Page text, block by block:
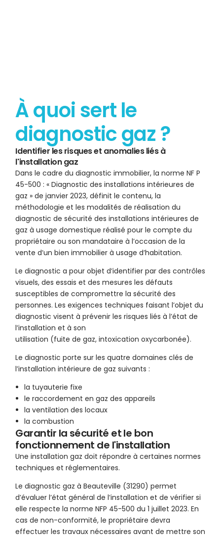
À quoi sert le
diagnostic gaz ?
Identifier les risques et anomalies liés à
l'installation gaz
Dans le cadre du diagnostic immobilier, la norme NF P
45-500 : « Diagnostic des installations intérieures de
gaz » de janvier 2023, définit le contenu, la
méthodologie et les modalités de réalisation du
diagnostic de sécurité des installations intérieures de
gaz à usage domestique réalisé pour le compte du
propriétaire ou son mandataire à l’occasion de la
vente d’un bien immobilier à usage d’habitation.
Le diagnostic a pour objet d’identifier par des contrôles
visuels, des essais et des mesures les défauts
susceptibles de compromettre la sécurité des
personnes. Les exigences techniques faisant l’objet du
diagnostic visent à prévenir les risques liés à l’état de
l’installation et à son
utilisation (fuite de gaz, intoxication oxycarbonée).
Le diagnostic porte sur les quatre domaines clés de
l’installation intérieure de gaz suivants :
la tuyauterie fixe
le raccordement en gaz des appareils
la ventilation des locaux
la combustion
Garantir la sécurité et le bon
fonctionnement de l'installation
Une installation gaz doit répondre à certaines normes
techniques et réglementaires.
Le diagnostic gaz à Beauteville (31290) permet
d’évaluer l’état général de l’installation et de vérifier si
elle respecte la norme NFP 45-500 du 1 juillet 2023. En
cas de non-conformité, le propriétaire devra
effectuer les travaux nécessaires avant de mettre son